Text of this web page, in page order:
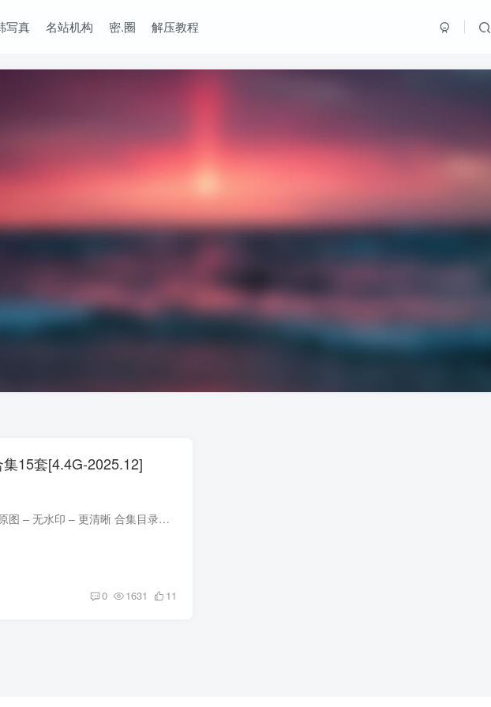
写真 名站机构 密.圈 解压教程
15套[4.4G-2025.12]
合集目录在预览图下面 包内原图 – 无水印 – 更清晰 合集目录：(持续更新…) [12.9]015.Yeon(김효연) – ArtGravia VOL.445[91P-234M][12.5]014.Yeon(김효연) – ArtGravia VOL.432[87P-133.3M...
0 1631 11